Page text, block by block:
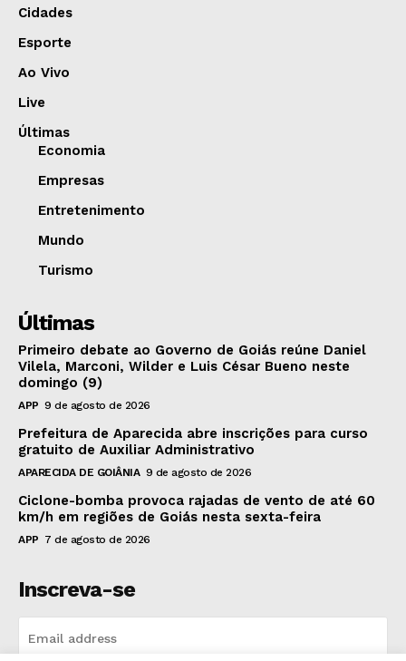
Cidades
Esporte
Ao Vivo
Live
Últimas
Economia
Empresas
Entretenimento
Mundo
Turismo
Últimas
Primeiro debate ao Governo de Goiás reúne Daniel
Vilela, Marconi, Wilder e Luis César Bueno neste
domingo (9)
APP 9 de agosto de 2026
Prefeitura de Aparecida abre inscrições para curso
gratuito de Auxiliar Administrativo
APARECIDA DE GOIÂNIA 9 de agosto de 2026
Ciclone-bomba provoca rajadas de vento de até 60
km/h em regiões de Goiás nesta sexta-feira
APP 7 de agosto de 2026
Inscreva-se